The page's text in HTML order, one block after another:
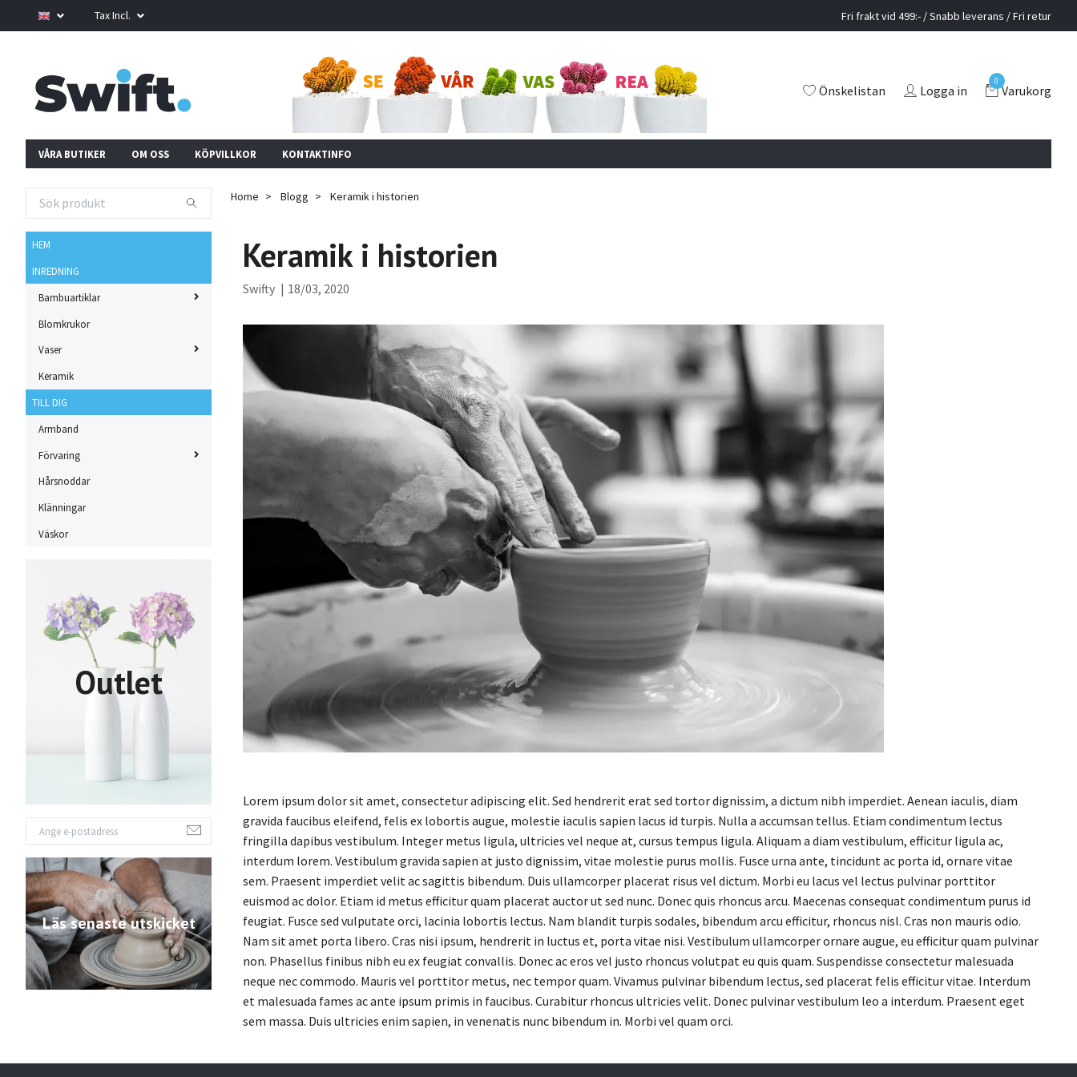
Tax Incl. Fri frakt vid 499:- / Snabb leverans / Fri retur
Önskelistan Logga in
0
Varukorg
VÅRA BUTIKER OM OSS KÖPVILLKOR KONTAKTINFO
HEM
INREDNING
Bambuartiklar
Blomkrukor
Vaser
Keramik
TILL DIG
Armband
Förvaring
Hårsnoddar
Klänningar
Väskor
Outlet
Läs senaste utskicket
Home Blogg Keramik i historien
Keramik i historien
Swifty | 18/03, 2020
Lorem ipsum dolor sit amet, consectetur adipiscing elit. Sed hendrerit erat sed tortor dignissim, a dictum nibh imperdiet. Aenean iaculis, diam
gravida faucibus eleifend, felis ex lobortis augue, molestie iaculis sapien lacus id turpis. Nulla a accumsan tellus. Etiam condimentum lectus
fringilla dapibus vestibulum. Integer metus ligula, ultricies vel neque at, cursus tempus ligula. Aliquam a diam vestibulum, efficitur ligula ac,
interdum lorem. Vestibulum gravida sapien at justo dignissim, vitae molestie purus mollis. Fusce urna ante, tincidunt ac porta id, ornare vitae
sem. Praesent imperdiet velit ac sagittis bibendum. Duis ullamcorper placerat risus vel dictum. Morbi eu lacus vel lectus pulvinar porttitor
euismod ac dolor. Etiam id metus efficitur quam placerat auctor ut sed nunc. Donec quis rhoncus arcu. Maecenas consequat condimentum purus id
feugiat. Fusce sed vulputate orci, lacinia lobortis lectus. Nam blandit turpis sodales, bibendum arcu efficitur, rhoncus nisl. Cras non mauris odio.
Nam sit amet porta libero. Cras nisi ipsum, hendrerit in luctus et, porta vitae nisi. Vestibulum ullamcorper ornare augue, eu efficitur quam pulvinar
non. Phasellus finibus nibh eu ex feugiat convallis. Donec ac eros vel justo rhoncus volutpat eu quis quam. Suspendisse consectetur malesuada
neque nec commodo. Mauris vel porttitor metus, nec tempor quam. Vivamus pulvinar bibendum lectus, sed placerat felis efficitur vitae. Interdum
et malesuada fames ac ante ipsum primis in faucibus. Curabitur rhoncus ultricies velit. Donec pulvinar vestibulum leo a interdum. Praesent eget
sem massa. Duis ultricies enim sapien, in venenatis nunc bibendum in. Morbi vel quam orci.